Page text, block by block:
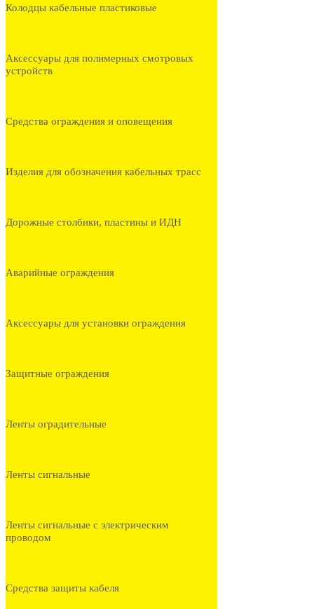
Колодцы кабельные пластиковые
Аксессуары для полимерных смотровых
устройств
Средства ограждения и оповещения
Изделия для обозначения кабельных трасс
Дорожные столбики, пластины и ИДН
Аварийные ограждения
Аксессуары для установки ограждения
Защитные ограждения
Ленты оградительные
Ленты сигнальные
Ленты сигнальные с электрическим
проводом
Средства защиты кабеля